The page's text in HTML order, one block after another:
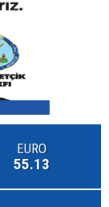
EURO
55.13